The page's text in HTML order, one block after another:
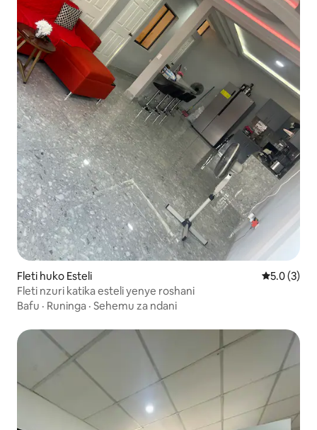
Fleti huko Esteli Ukadiriaji
5.0 (3)
Fleti nzuri katika esteli yenye roshani
Bafu · Runinga · Sehemu za ndani